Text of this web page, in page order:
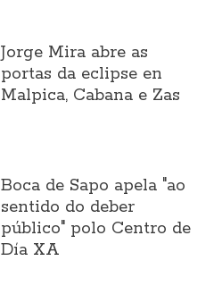
Jorge Mira abre as
portas da eclipse en
Malpica, Cabana e Zas
Boca de Sapo apela "ao
sentido do deber
público" polo Centro de
Día XA